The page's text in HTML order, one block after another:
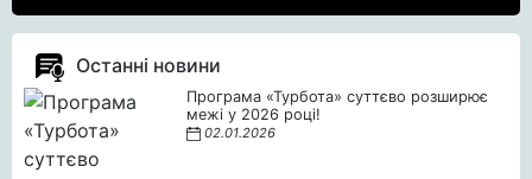
Останні новини
Програма «Турбота» суттєво розширює
межі у 2026 році!
02.01.2026